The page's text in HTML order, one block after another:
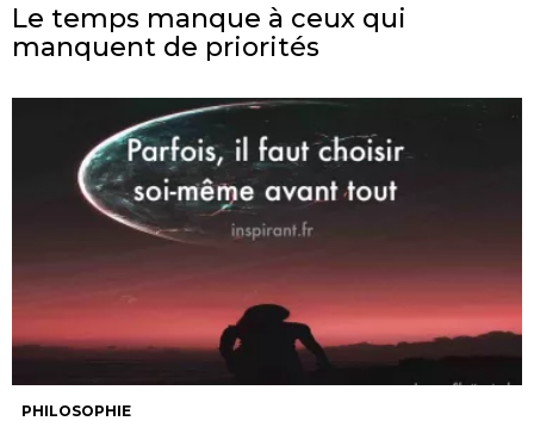
Le temps manque à ceux qui
manquent de priorités
PHILOSOPHIE